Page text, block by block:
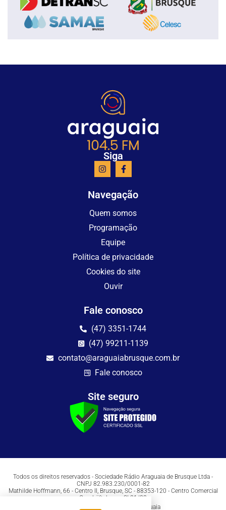
Siga
Navegação
Quem somos
Programação
Equipe
Política de privacidade
Cookies do site
Ouvir
Fale conosco
(47) 3351-1744
(47) 99211-1139
contato@araguaiabrusque.com.br
Fale conosco
Site seguro
Todos os direitos reservados - Sociedade Rádio Araguaia de Brusque Ltda -
CNPJ 82.983.230/0001-82
Mathilde Hoffmann, 66 - Centro II, Brusque, SC - 88353-120 - Centro Comercial
Geschäftshaus - Sl 21/22
Copyright © 2026 | Rádio Araguaia